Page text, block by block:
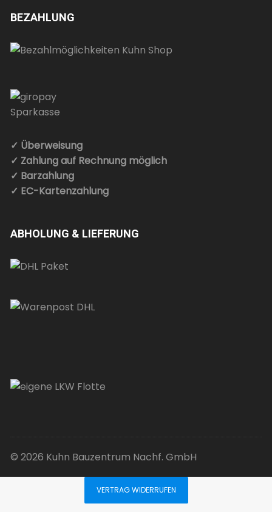
BEZAHLUNG
✓ Überweisung
✓ Zahlung auf Rechnung möglich
✓ Barzahlung
✓ EC-Kartenzahlung
ABHOLUNG & LIEFERUNG
© 2026 Kuhn Bauzentrum Nachf. GmbH
VERTRAG WIDERRUFEN